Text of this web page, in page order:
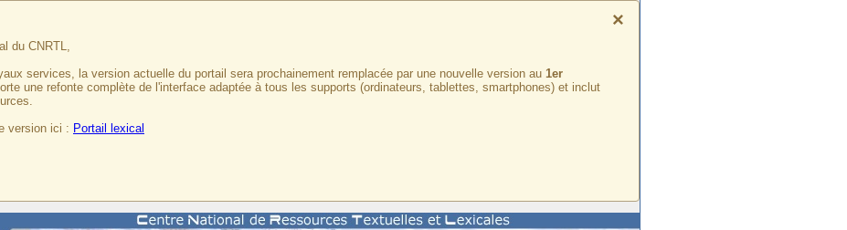
×
du CNRTL,
services, la version actuelle du portail sera prochainement remplacée par une nouvelle version au 1er
une refonte complète de l'interface adaptée à tous les supports (ordinateurs, tablettes, smartphones) et inclut
version ici : Portail lexical